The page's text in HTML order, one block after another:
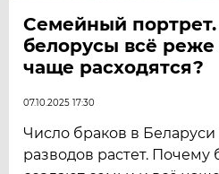
Семейный
белорусы всё
чаще расходятся?
07.10.2025 17:30
Число браков в Беларуси
разводов растет.